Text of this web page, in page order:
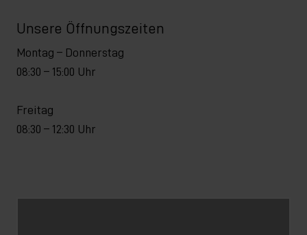
Unsere Öffnungszeiten
Montag – Donnerstag
08:30 – 15:00 Uhr
Freitag
08:30 – 12:30 Uhr